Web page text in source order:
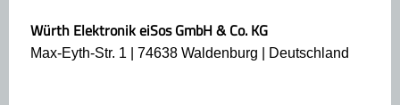
Würth Elektronik eiSos GmbH & Co. KG
Max-Eyth-Str. 1 | 74638 Waldenburg | Deutschland